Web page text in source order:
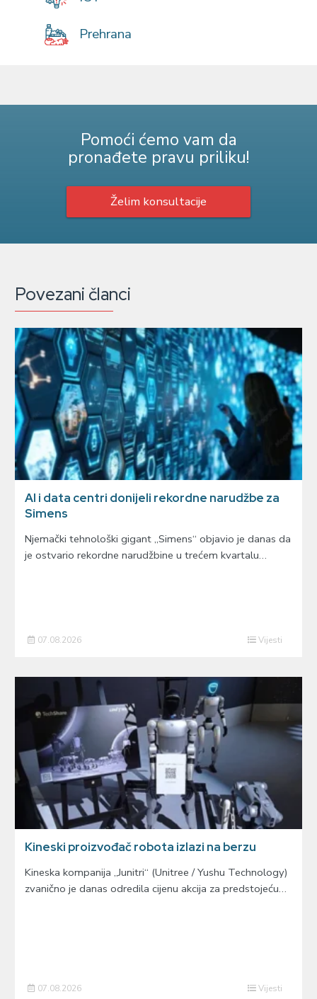
Prehrana
Pomoći ćemo vam da
pronađete pravu priliku!
Želim konsultacije
Povezani članci
AI i data centri donijeli rekordne narudžbe za
Simens
Njemački tehnološki gigant „Simens“ objavio je danas da
je ostvario rekordne narudžbine u trećem kvartalu…
07.08.2026 Vijesti
Kineski proizvođač robota izlazi na berzu
Kineska kompanija „Junitri“ (Unitree / Yushu Technology)
zvanično je danas odredila cijenu akcija za predstojeću…
07.08.2026 Vijesti